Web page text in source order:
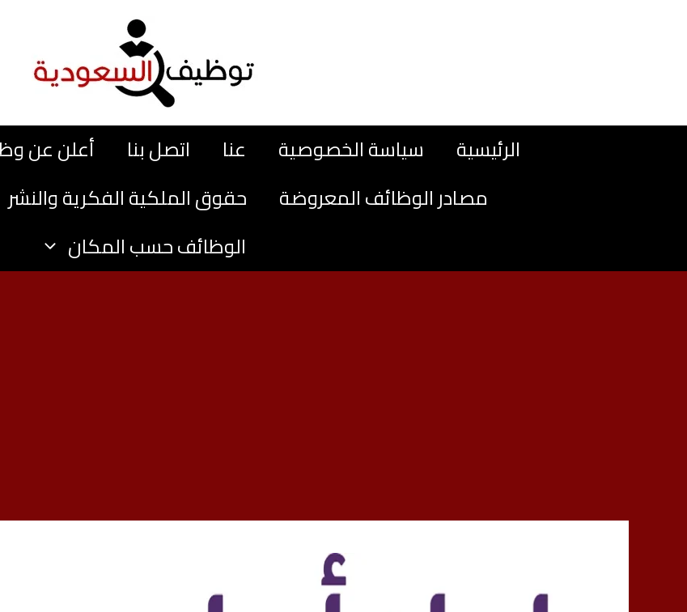
الرئيسية سياسة الخصوصية عنا اتصل بنا أعلن عن
مصادر الوظائف المعروضة
حقوق الملكية الفكرية والنشر
الوظائف حسب المكان